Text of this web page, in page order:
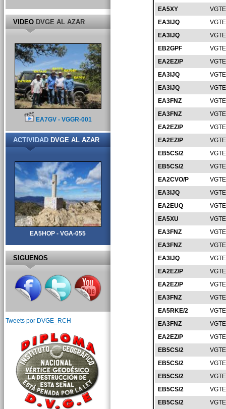
EA5XY
EA3IJQ
EA3IJQ
EB2GPF
EA2EZ/P
EA3IJQ
EA3IJQ
EA3FNZ
EA3FNZ
EA2EZ/P
EA2EZ/P
EB5CS/2
EB5CS/2
EA2CVO/P
EA3IJQ
EA2EUQ
EA5XU
EA3FNZ
EA3FNZ
EA3IJQ
EA2EZ/P
EA2EZ/P
EA3FNZ
EA5RKE/2
EA3FNZ
EA2EZ/P
EB5CS/2
EB5CS/2
EB5CS/2
EB5CS/2
EB5CS/2
VIDEODVGE AL AZAR
EA7GV - VGGR-001
ACTIVIDADDVGE AL AZAR
EA5HOP - VGA-055
SIGUENOS
Tweets por DVGE_RCH